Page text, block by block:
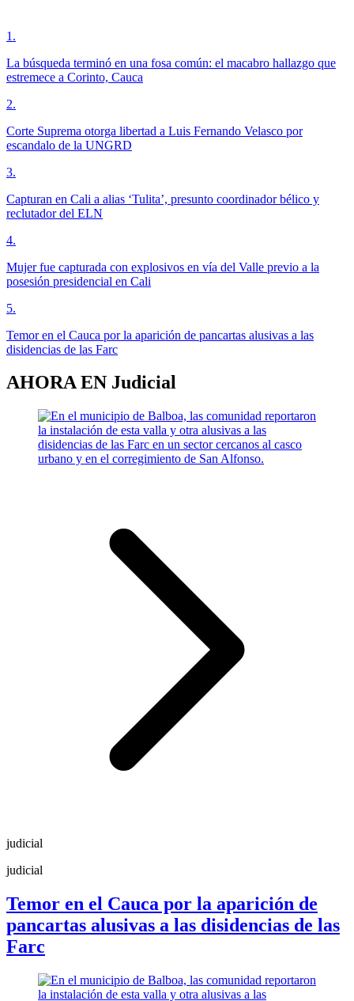
1 .
La búsqueda terminó en una fosa común: el macabro hallazgo que
estremece a Corinto, Cauca
2.
Corte Suprema otorga libertad a Luis Fernando Velasco por
escandalo de la UNGRD
3.
Capturan en Cali a alias ‘Tulita’, presunto coordinador bélico y
reclutador del ELN
4.
Mujer fue capturada con explosivos en vía del Valle previo a la
posesión presidencial en Cali
5.
Temor en el Cauca por la aparición de pancartas alusivas a las
disidencias de las Farc
AHORA EN Judicial
judicial
judicial
Temor en el Cauca por la aparición de
pancartas alusivas a las disidencias de las
Farc